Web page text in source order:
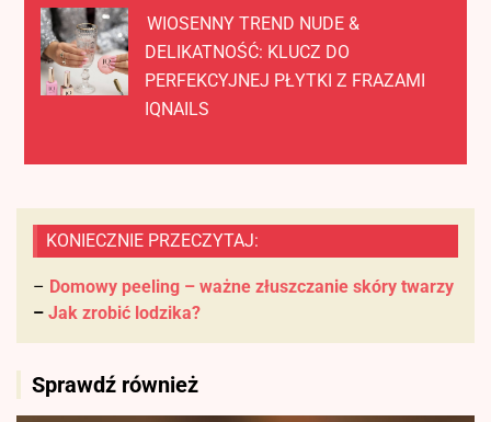
WIOSENNY TREND NUDE &
DELIKATNOŚĆ: KLUCZ DO
PERFEKCYJNEJ PŁYTKI Z FRAZAMI
IQNAILS
KONIECZNIE PRZECZYTAJ:
– Domowy peeling – ważne złuszczanie skóry twarzy
– Jak zrobić lodzika?
Sprawdź również